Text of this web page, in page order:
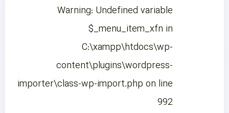
Warning: Undefined variable
$_menu_item_xfn in
C:\xampp\htdocs\wp-
content\plugins\wordpress-
importer\class-wp-import.php on line
992